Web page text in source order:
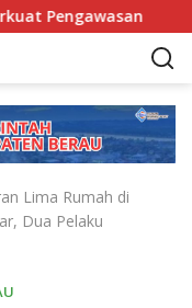
Lima Rumah di
Dua Pelaku